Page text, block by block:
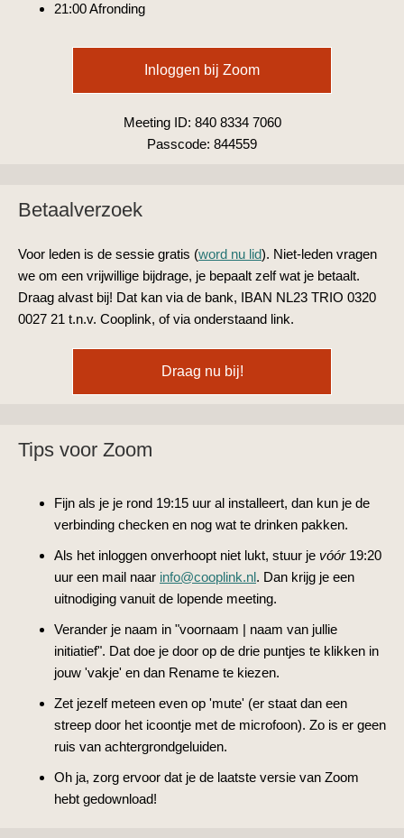
21:00 Afronding
Inloggen bij Zoom
Meeting ID: 840 8334 7060
Passcode: 844559
Betaalverzoek
Voor leden is de sessie gratis (word nu lid). Niet-leden vragen
we om een vrijwillige bijdrage, je bepaalt zelf wat je betaalt.
Draag alvast bij! Dat kan via de bank, IBAN NL23 TRIO 0320
0027 21 t.n.v. Cooplink, of via onderstaand link.
Draag nu bij!
Tips voor Zoom
Fijn als je je rond 19:15 uur al installeert, dan kun je de
verbinding checken en nog wat te drinken pakken.
Als het inloggen onverhoopt niet lukt, stuur je vóór19:20
uur een mail naar info@cooplink.nl. Dan krijg je een
uitnodiging vanuit de lopende meeting.
Verander je naam in "voornaam | naam van jullie
initiatief". Dat doe je door op de drie puntjes te klikken in
jouw 'vakje' en dan Rename te kiezen.
Zet jezelf meteen even op 'mute' (er staat dan een
streep door het icoontje met de microfoon). Zo is er geen
ruis van achtergrondgeluiden.
Oh ja, zorg ervoor dat je de laatste versie van Zoom
hebt gedownload!